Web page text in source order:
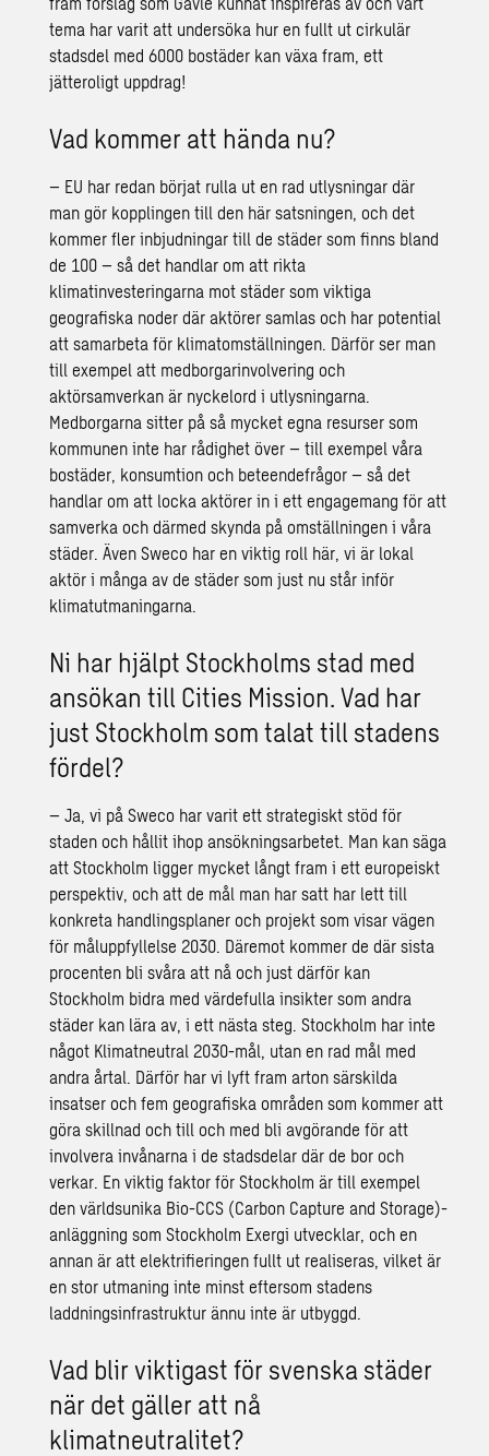
tema har varit att undersöka hur en fullt ut cirkulär
stadsdel med 6000 bostäder kan växa fram, ett
jätteroligt uppdrag!
Vad kommer att hända nu?
– EU har redan börjat rulla ut en rad utlysningar där
man gör kopplingen till den här satsningen, och det
kommer fler inbjudningar till de städer som finns bland
de 100 – så det handlar om att rikta
klimatinvesteringarna mot städer som viktiga
geografiska noder där aktörer samlas och har potential
att samarbeta för klimatomställningen. Därför ser man
till exempel att medborgarinvolvering och
aktörsamverkan är nyckelord i utlysningarna.
Medborgarna sitter på så mycket egna resurser som
kommunen inte har rådighet över – till exempel våra
bostäder, konsumtion och beteendefrågor – så det
handlar om att locka aktörer in i ett engagemang för att
samverka och därmed skynda på omställningen i våra
städer. Även Sweco har en viktig roll här, vi är lokal
aktör i många av de städer som just nu står inför
klimatutmaningarna.
Ni har hjälpt Stockholms stad med
ansökan till Cities Mission. Vad har
just Stockholm som talat till stadens
fördel?
– Ja, vi på Sweco har varit ett strategiskt stöd för
staden och hållit ihop ansökningsarbetet. Man kan säga
att Stockholm ligger mycket långt fram i ett europeiskt
perspektiv, och att de mål man har satt har lett till
konkreta handlingsplaner och projekt som visar vägen
för måluppfyllelse 2030. Däremot kommer de där sista
procenten bli svåra att nå och just därför kan
Stockholm bidra med värdefulla insikter som andra
städer kan lära av, i ett nästa steg. Stockholm har inte
något Klimatneutral 2030-mål, utan en rad mål med
andra årtal. Därför har vi lyft fram arton särskilda
insatser och fem geografiska områden som kommer att
göra skillnad och till och med bli avgörande för att
involvera invånarna i de stadsdelar där de bor och
verkar. En viktig faktor för Stockholm är till exempel
den världsunika Bio-CCS (Carbon Capture and Storage)-
anläggning somStockholm Exergi utvecklar, och en
annan är att elektrifieringen fullt ut realiseras, vilket är
en stor utmaning inte minst eftersom stadens
laddningsinfrastruktur ännu inte är utbyggd.
Vad blir viktigast för svenska städer
när det gäller att nå
klimatneutralitet?